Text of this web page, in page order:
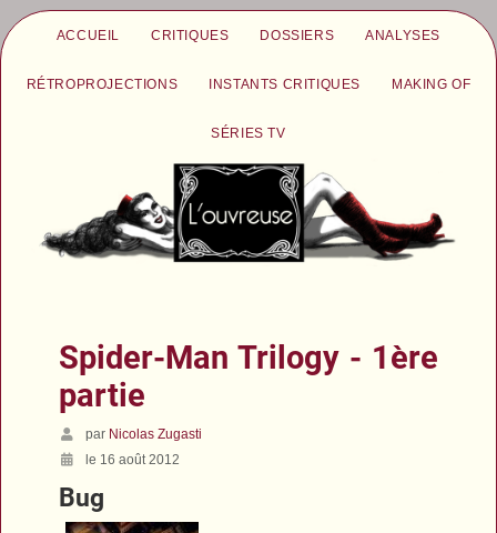
ACCUEIL CRITIQUES DOSSIERS ANALYSES
RÉTROPROJECTIONS INSTANTS CRITIQUES MAKING OF
SÉRIES TV
Spider-Man Trilogy - 1ère
partie
par Nicolas Zugasti
le 16 août 2012
Bug